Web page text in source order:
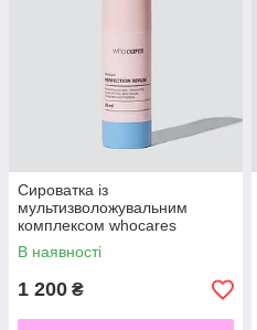
Сироватка із
мультизволожувальним
комплексом whocares
Moisture Perfection Serum 30
ml
В наявності
1 200 ₴